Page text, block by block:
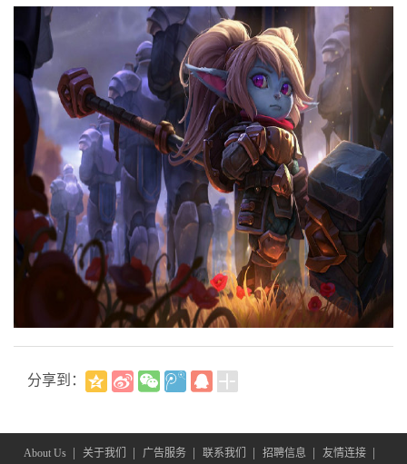
分享到：
About Us 关于我们 广告服务 联系我们 招聘信息 友情连接